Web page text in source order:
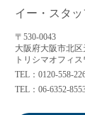
イー・スタ
〒530-0043
大阪府大阪市北区
トリシマオフィ
TEL：0120-558-
TEL：06-6352-